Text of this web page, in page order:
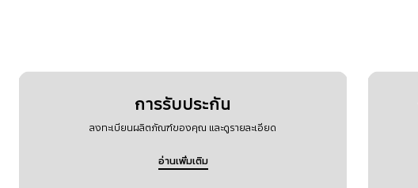
การรับประกัน
ลงทะเบียนผลิตภัณฑ์ของคุณ และดูรายละเอียด
อ่านเพิ่มเติม